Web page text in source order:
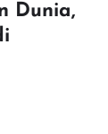
Dunia,